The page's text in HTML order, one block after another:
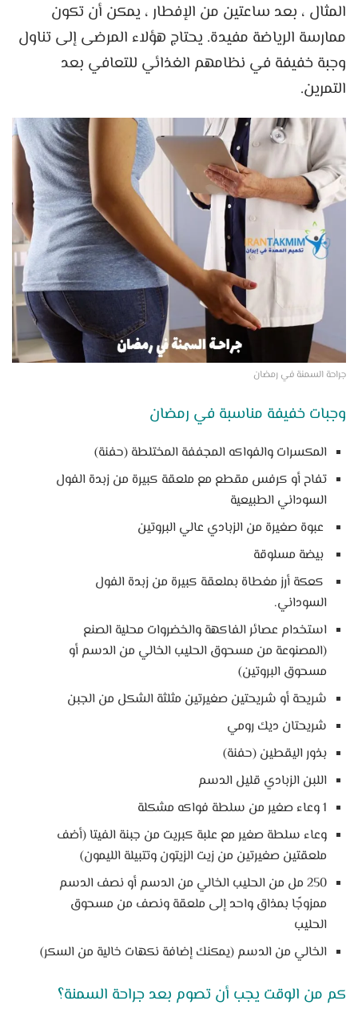
المثال ، بعد ساعتين من الإفطار ، يمكن أن تكون
ممارسة الرياضة مفيدة. يحتاج هؤلاء المرضى إلى تناول
وجبة خفيفة في نظامهم الغذائي للتعافي بعد
التمرين.
جراحة السمنة في رمضان
وجبات خفيفة مناسبة في رمضان
المكسرات والفواكه المجففة المختلطة (حفنة)
تفاح أو كرفس مقطع مع ملعقة كبيرة من زبدة الفول
السوداني الطبيعية
عبوة صغيرة من الزبادي عالي البروتين
بيضة مسلوقة
كعكة أرز مغطاة بملعقة كبيرة من زبدة الفول
السوداني.
استخدام عصائر الفاكهة والخضروات محلية الصنع
(المصنوعة من مسحوق الحليب الخالي من الدسم أو
مسحوق البروتين)
شريحة أو شريحتين صغيرتين مثلثة الشكل من الجبن
شريحتان ديك رومي
بذور اليقطين (حفنة)
اللبن الزبادي قليل الدسم
1 وعاء صغير من سلطة فواكه مشكلة
وعاء سلطة صغير مع علبة كبريت من جبنة الفيتا (أضف
ملعقتين صغيرتين من زيت الزيتون وتتبيلة الليمون)
250 مل من الحليب الخالي من الدسم أو نصف الدسم
ممزوجًا بمذاق واحد إلى ملعقة ونصف من مسحوق
الحليب
الخالي من الدسم (يمكنك إضافة نكهات خالية من السكر)
كم من الوقت يجب أن تصوم بعد جراحة السمنة؟